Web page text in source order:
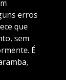
erros
que
sem
É